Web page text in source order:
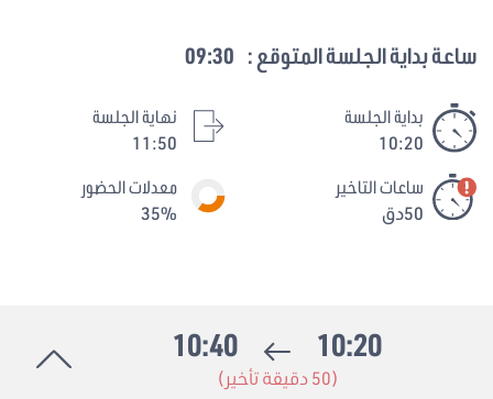
ساعة بداية الجلسة المتوقع : 09:30
بداية الجلسة
10:20
نهاية الجلسة
11:50
ساعات التاخير
50دق
معدلات الحضور
35%
10:20
10:40
(50 دقيقة تأخير)